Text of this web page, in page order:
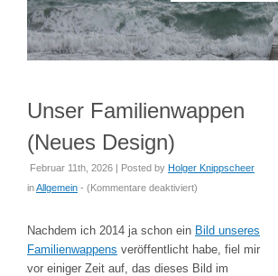
Unser Familienwappen
(Neues Design)
Februar 11th, 2026 | Posted by Holger Knippscheer
inAllgemein - (Kommentare deaktiviertfür
Familienwappen
(Neues
Design)
)
Nachdem ich 2014 ja schon ein Bild unseres
Familienwappens veröffentlicht habe, fiel mir
vor einiger Zeit auf, das dieses Bild im